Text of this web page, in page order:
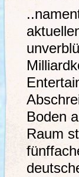
Boden
Raum